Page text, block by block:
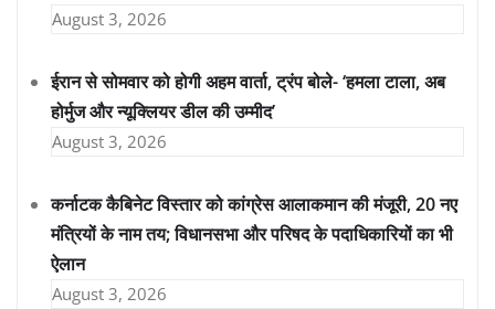
August 3, 2026
ईरान से सोमवार को होगी अहम वार्ता, ट्रंप बोले- ‘हमला टाला, अब
होर्मुज और न्यूक्लियर डील की उम्मीद’
August 3, 2026
कर्नाटक कैबिनेट विस्तार को कांग्रेस आलाकमान की मंजूरी, 20 नए
मंत्रियों के नाम तय; विधानसभा और परिषद के पदाधिकारियों का भी
ऐलान
August 3, 2026